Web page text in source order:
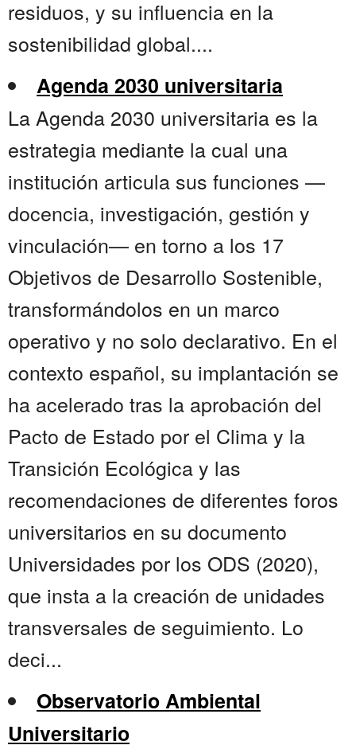
residuos, y su influencia en la
sostenibilidad global....
Agenda 2030 universitaria
La Agenda 2030 universitaria es la
estrategia mediante la cual una
institución articula sus funciones —
docencia, investigación, gestión y
vinculación— en torno a los 17
Objetivos de Desarrollo Sostenible,
transformándolos en un marco
operativo y no solo declarativo. En el
contexto español, su implantación se
ha acelerado tras la aprobación del
Pacto de Estado por el Clima y la
Transición Ecológica y las
recomendaciones de diferentes foros
universitarios en su documento
Universidades por los ODS (2020),
que insta a la creación de unidades
transversales de seguimiento. Lo
deci...
Observatorio Ambiental
Universitario